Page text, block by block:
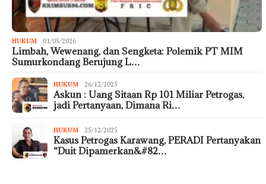
HUKUM 01/05/2026
Limbah, Wewenang, dan Sengketa: Polemik PT MIM
Sumurkondang Berujung L…
HUKUM 26/12/2025
Askun : Uang Sitaan Rp 101 Miliar Petrogas,
jadi Pertanyaan, Dimana Ri…
HUKUM 25/12/2025
Kasus Petrogas Karawang, PERADI Pertanyakan
“Duit Dipamerkan&#82…